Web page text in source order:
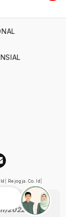
Rejogja.co.id
Pers
2022